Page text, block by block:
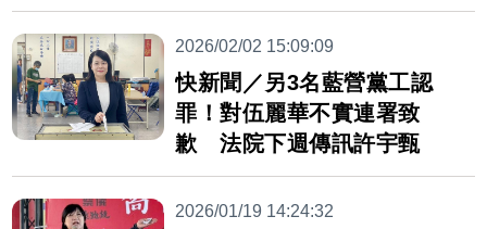
2026/02/02 15:09:09
快新聞／另3名藍營黨工認
罪！對伍麗華不實連署致
歉 法院下週傳訊許宇甄
2026/01/19 14:24:32